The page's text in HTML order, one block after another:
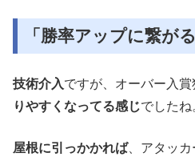
「勝率アップに繋が
技術介入ですが、オーバー入賞
りやすくなってる感じでしたね
屋根に引っかかれば、アタッカ